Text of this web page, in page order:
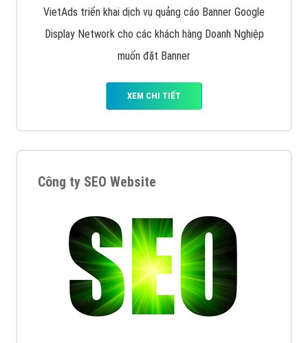
VietAds triển khai dịch vụ quảng cáo Banner Google
Display Network cho các khách hàng Doanh Nghiệp
muốn đặt Banner
XEM CHI TIẾT
Công ty SEO Website